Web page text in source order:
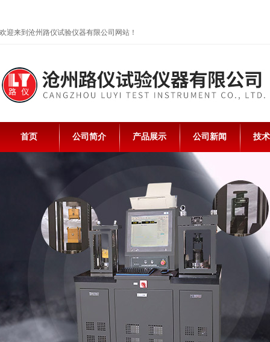
欢迎来到沧州路仪试验仪器有限公司网站！
首页 公司简介 产品展示 公司新闻 技